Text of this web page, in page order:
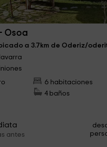
Osoa
a 3.7km de Oderiz/
6 habitaciones
4 baños
antes